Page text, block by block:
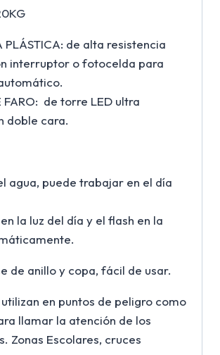
PLÁSTICA: de alta resistencia
interruptor o fotocelda para
FARO: de torre LED ultra
doble cara.
agua, puede trabajar en el día
la luz del día y el flash en la
de anillo y copa, fácil de usar.
utilizan en puntos de peligro como
llamar la atención de los
Zonas Escolares, cruces